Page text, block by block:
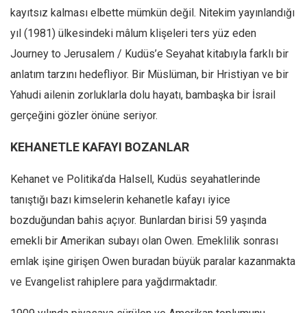
Amerika
Avustralya
Tarih
Düşünce
Dosyalar
kayıtsız kalması elbette mümkün değil. Nitekim yayınlandığı
yıl (1981) ülkesindeki mâlum klişeleri ters yüz eden
Journey to Jerusalem / Kudüs’e Seyahat kitabıyla farklı bir
anlatım tarzını hedefliyor. Bir Müslüman, bir Hristiyan ve bir
Yahudi ailenin zorluklarla dolu hayatı, bambaşka bir İsrail
gerçeğini gözler önüne seriyor.
KEHANETLE KAFAYI BOZANLAR
Kehanet ve Politika’da Halsell, Kudüs seyahatlerinde
tanıştığı bazı kimselerin kehanetle kafayı iyice
bozduğundan bahis açıyor. Bunlardan birisi 59 yaşında
emekli bir Amerikan subayı olan Owen. Emeklilik sonrası
emlak işine girişen Owen buradan büyük paralar kazanmakta
ve Evangelist rahiplere para yağdırmaktadır.